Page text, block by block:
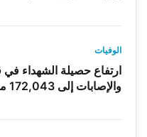
الوفيات
والإصابات إلى 172,043 منذ بدء العدوان